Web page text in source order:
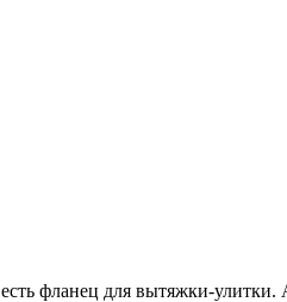
фланец для вытяжки-улитки.